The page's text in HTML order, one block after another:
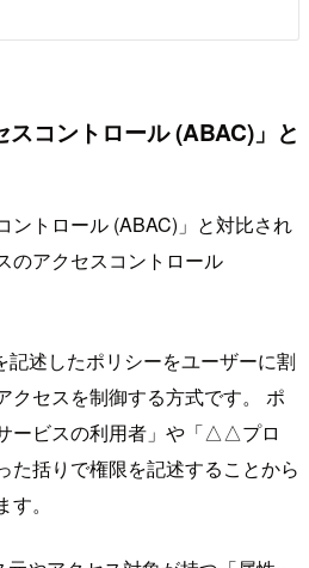
スコントロール (ABAC)」と
ントロール (ABAC)」と対比され
のアクセスコントロール
述したポリシーをユーザーに割
クセスを制御する方式です。 ポ
ービスの利用者」や「△△プロ
た括りで権限を記述することから
。